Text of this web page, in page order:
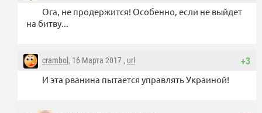
Ога, не продержится! Особенно, если не выйдет
на битву...
+3
crambol , 16 Марта 2017 , url
И эта рванина пытается управлять Украиной!